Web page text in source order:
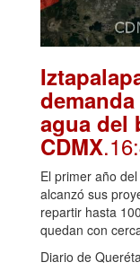
agua del
CDMX
El primer año
alcanzó sus
repartir hasta
quedan con
Diario de